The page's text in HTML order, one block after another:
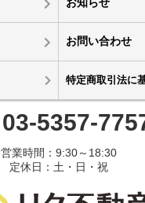
お知らせ
お問い合わせ
特定商取引法に
03-5357-
営業時間：9:30～18:30
定休日：土・日・祝